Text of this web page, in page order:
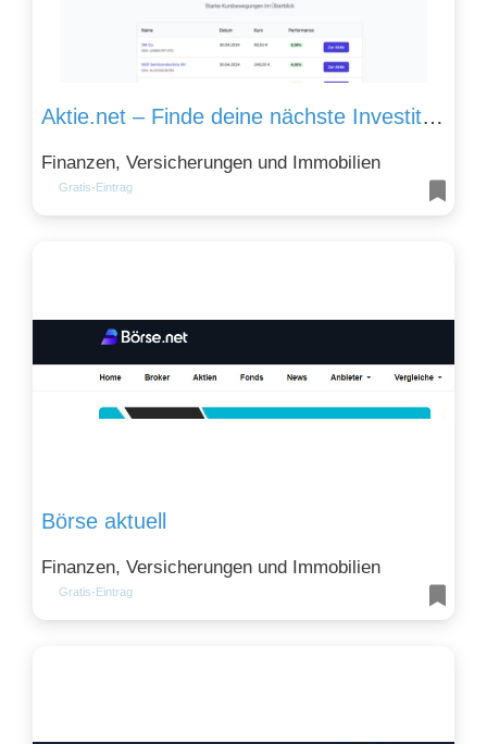
Aktie.net – Finde deine nächste Investition
Finanzen, Versicherungen und Immobilien
Gratis-Eintrag
Börse aktuell
Finanzen, Versicherungen und Immobilien
Gratis-Eintrag